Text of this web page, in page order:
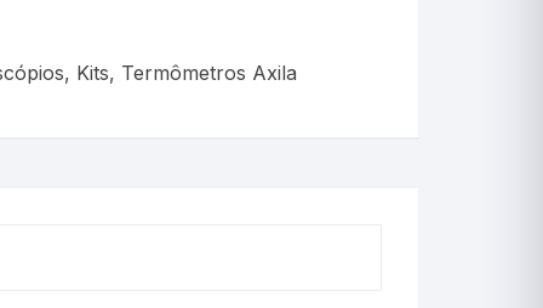
, Kits, Termômetros Axila